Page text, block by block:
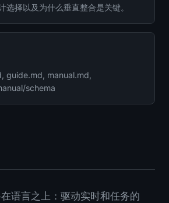
选择以及为什么垂直整合是关键。
guide.md, manual.md,
schema
语言之上：驱动实时和任务的